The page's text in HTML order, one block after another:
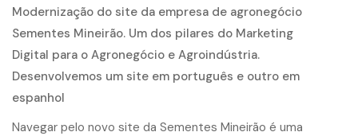
Modernização do site da empresa de agronegócio
Sementes Mineirão. Um dos pilares do Marketing
Digital para o Agronegócio e Agroindústria.
Desenvolvemos um site em português e outro em
espanhol
Navegar pelo novo site da Sementes Mineirão é uma